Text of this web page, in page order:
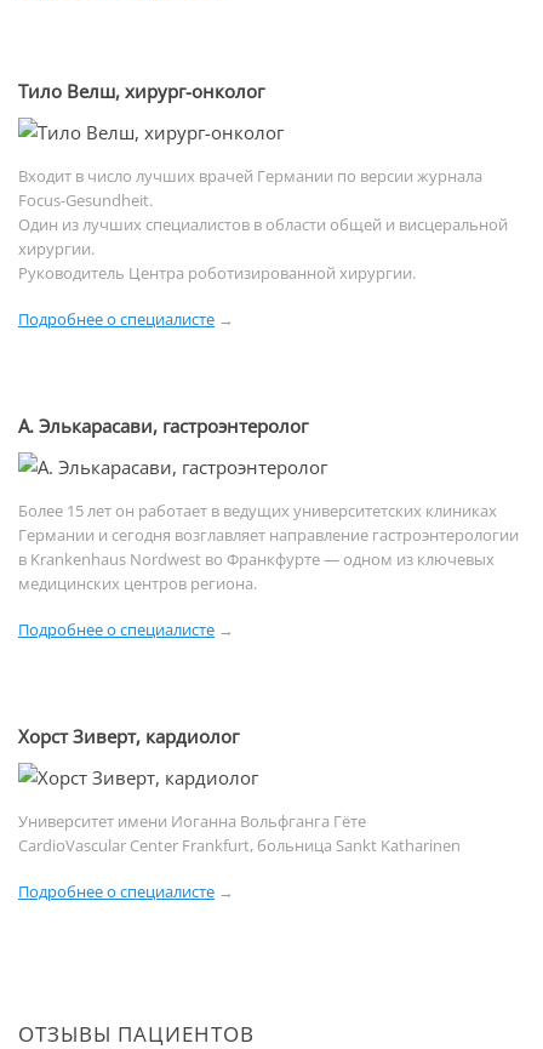
Тило Велш, хирург-онколог
Входит в число лучших врачей Германии по версии журнала
Focus-Gesundheit.
Один из лучших специалистов в области общей и висцеральной
хирургии.
Руководитель Центра роботизированной хирургии.
Подробнее о специалисте →
А. Элькарасави, гастроэнтеролог
Более 15 лет он работает в ведущих университетских клиниках
Германии и сегодня возглавляет направление гастроэнтерологии
в Krankenhaus Nordwest во Франкфурте — одном из ключевых
медицинских центров региона.
Подробнее о специалисте →
Хорст Зиверт, кардиолог
Университет имени Иоганна Вольфганга Гёте
CardioVascular Center Frankfurt, больница Sankt Katharinen
Подробнее о специалисте →
ОТЗЫВЫ ПАЦИЕНТОВ